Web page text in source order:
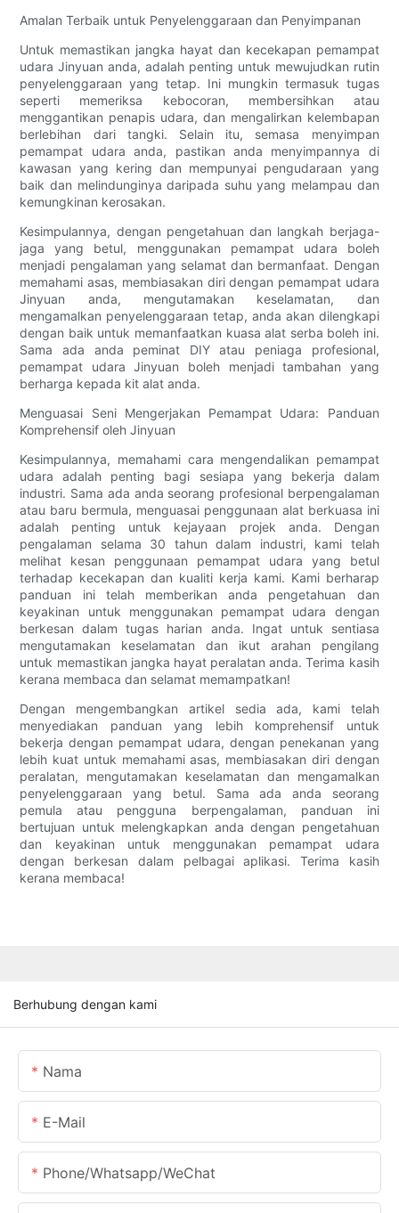
Amalan Terbaik untuk Penyelenggaraan dan Penyimpanan
Untuk memastikan jangka hayat dan kecekapan pemampat
udara Jinyuan anda, adalah penting untuk mewujudkan rutin
penyelenggaraan yang tetap. Ini mungkin termasuk tugas
seperti memeriksa kebocoran, membersihkan atau
menggantikan penapis udara, dan mengalirkan kelembapan
berlebihan dari tangki. Selain itu, semasa menyimpan
pemampat udara anda, pastikan anda menyimpannya di
kawasan yang kering dan mempunyai pengudaraan yang
baik dan melindunginya daripada suhu yang melampau dan
kemungkinan kerosakan.
Kesimpulannya, dengan pengetahuan dan langkah berjaga-
jaga yang betul, menggunakan pemampat udara boleh
menjadi pengalaman yang selamat dan bermanfaat. Dengan
memahami asas, membiasakan diri dengan pemampat udara
Jinyuan anda, mengutamakan keselamatan, dan
mengamalkan penyelenggaraan tetap, anda akan dilengkapi
dengan baik untuk memanfaatkan kuasa alat serba boleh ini.
Sama ada anda peminat DIY atau peniaga profesional,
pemampat udara Jinyuan boleh menjadi tambahan yang
berharga kepada kit alat anda.
Menguasai Seni Mengerjakan Pemampat Udara: Panduan
Komprehensif oleh Jinyuan
Kesimpulannya, memahami cara mengendalikan pemampat
udara adalah penting bagi sesiapa yang bekerja dalam
industri. Sama ada anda seorang profesional berpengalaman
atau baru bermula, menguasai penggunaan alat berkuasa ini
adalah penting untuk kejayaan projek anda. Dengan
pengalaman selama 30 tahun dalam industri, kami telah
melihat kesan penggunaan pemampat udara yang betul
terhadap kecekapan dan kualiti kerja kami. Kami berharap
panduan ini telah memberikan anda pengetahuan dan
keyakinan untuk menggunakan pemampat udara dengan
berkesan dalam tugas harian anda. Ingat untuk sentiasa
mengutamakan keselamatan dan ikut arahan pengilang
untuk memastikan jangka hayat peralatan anda. Terima kasih
kerana membaca dan selamat memampatkan!
Dengan mengembangkan artikel sedia ada, kami telah
menyediakan panduan yang lebih komprehensif untuk
bekerja dengan pemampat udara, dengan penekanan yang
lebih kuat untuk memahami asas, membiasakan diri dengan
peralatan, mengutamakan keselamatan dan mengamalkan
penyelenggaraan yang betul. Sama ada anda seorang
pemula atau pengguna berpengalaman, panduan ini
bertujuan untuk melengkapkan anda dengan pengetahuan
dan keyakinan untuk menggunakan pemampat udara
dengan berkesan dalam pelbagai aplikasi. Terima kasih
kerana membaca!
Berhubung dengan kami
Nama
E-Mail
Phone/Whatsapp/WeChat